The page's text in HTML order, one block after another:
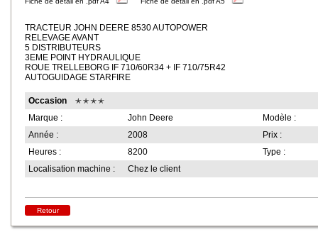
TRACTEUR JOHN DEERE 8530 AUTOPOWER
RELEVAGE AVANT
5 DISTRIBUTEURS
3EME POINT HYDRAULIQUE
ROUE TRELLEBORG IF 710/60R34 + IF 710/75R42
AUTOGUIDAGE STARFIRE
Occasion
Marque :
John Deere
Modèle :
Année :
2008
Prix :
Heures :
8200
Type :
Localisation machine :
Chez le client
Retour